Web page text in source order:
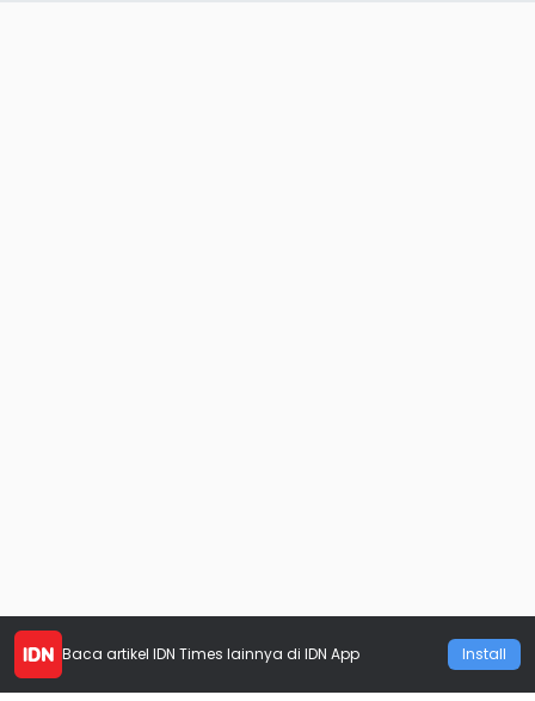
Baca artikel IDN Times lainnya di IDN App Install